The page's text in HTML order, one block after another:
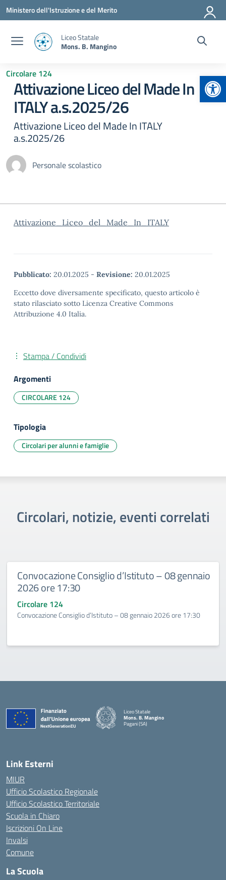
Vai ai contenuti
Vai al menu di navigazione
Vai al footer
Ministero dell'Istruzione e del Merito
Liceo Statale
Mons. B. Mangino
Circolare 124
Attivazione Liceo del Made In
ITALY a.s.2025/26
Attivazione Liceo del Made In ITALY
a.s.2025/26
Personale scolastico
Attivazione_Liceo_del_Made_In_ITALY
Pubblicato: 20.01.2025 - Revisione: 20.01.2025
Eccetto dove diversamente specificato, questo articolo è
stato rilasciato sotto Licenza Creative Commons
Attribuzione 4.0 Italia.
Stampa / Condividi
Argomenti
CIRCOLARE 124
Tipologia
Circolari per alunni e famiglie
Circolari, notizie, eventi correlati
Convocazione Consiglio d’Istituto – 08 gennaio
2026 ore 17:30
Circolare 124
Convocazione Consiglio d’Istituto – 08 gennaio 2026 ore 17:30
Liceo Statale
Mons. B. Mangino
Pagani (SA)
— Visita la pagina iniziale della scuola
Link Esterni
MIUR
Ufficio Scolastico Regionale
Ufficio Scolastico Territoriale
Scuola in Chiaro
Iscrizioni On Line
Invalsi
Comune
La Scuola